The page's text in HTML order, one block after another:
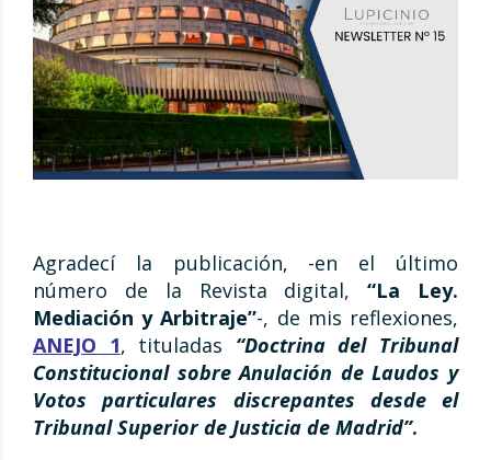
Agradecí la publicación, -en el último
número de la Revista digital,“La Ley.
Mediación y Arbitraje”-, de mis reflexiones,
ANEJO 1, tituladas “Doctrina del Tribunal
Constitucional sobre Anulación de Laudos y
Votos particulares discrepantes desde el
Tribunal Superior de Justicia de Madrid”.